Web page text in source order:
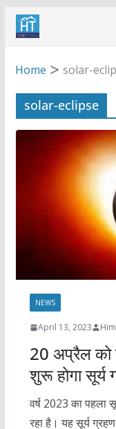
Skip
Home
solar-
solar-eclipse
NEWS
April 13, 2023
20 अप्रैल को
शुरू होगा सूर्य
वर्ष 2023 का पहला
रहा है। यह सूर्य ग्रहण